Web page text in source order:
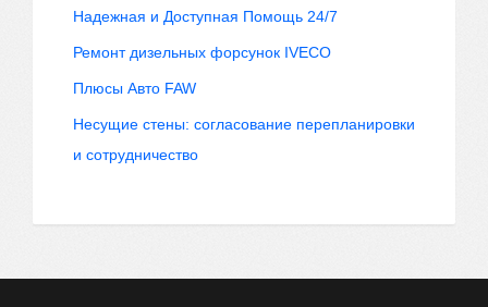
Надежная и Доступная Помощь 24/7
Ремонт дизельных форсунок IVECO
Плюсы Авто FAW
Несущие стены: согласование перепланировки
и сотрудничество